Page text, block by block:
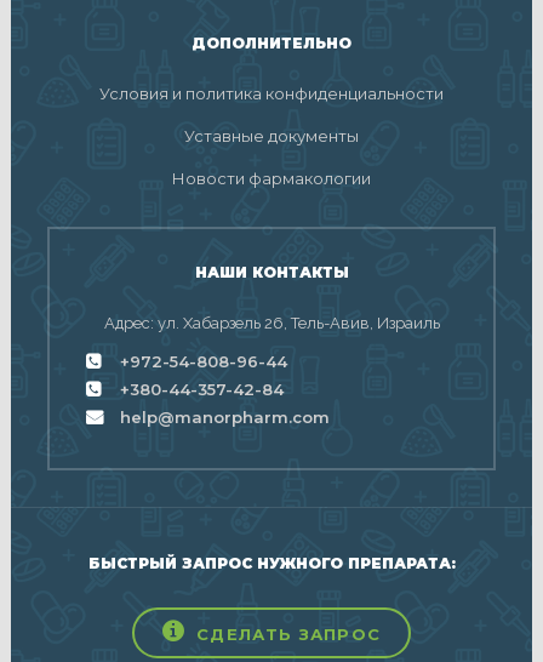
ДОПОЛНИТЕЛЬНО
Условия и политика конфиденциальности
Уставные документы
Новости фармакологии
НАШИ КОНТАКТЫ
Адрес: ул. Хабарзель 26, Тель-Авив, Израиль
+972-54-808-96-44
+380-44-357-42-84
help@manorpharm.com
БЫСТРЫЙ ЗАПРОС НУЖНОГО ПРЕПАРАТА:
СДЕЛАТЬ ЗАПРОС